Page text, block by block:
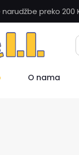
preko 200
O nama